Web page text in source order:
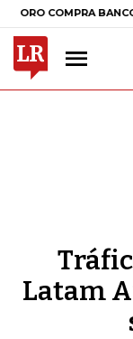
COMPRA BANCO DE
Latam